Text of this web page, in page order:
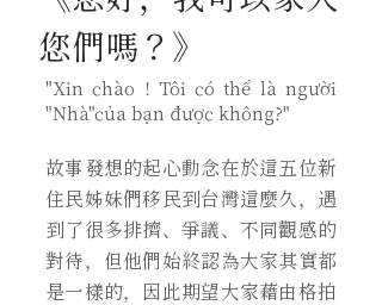
您們嗎？》
"Xin chào ! Tôi có thể là người
"Nhà"của bạn được không?"
故事發想的起心動念在於這五位新
住民姊妹們移民到台灣這麼久，遇
到了很多排擠、爭議、不同觀感的
對待，但他們始終認為大家其實都
是一樣的，因此期望大家藉由格拍